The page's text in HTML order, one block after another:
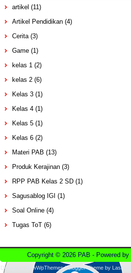
artikel (11)
Artikel Pendidikan (4)
Cerita (3)
Game (1)
kelas 1 (2)
kelas 2 (6)
Kelas 3 (1)
Kelas 4 (1)
Kelas 5 (1)
Kelas 6 (2)
Materi PAB (13)
Produk Kerajinan (3)
RPP PAB Kelas 2 SD (1)
Sagusablog IGI (1)
Soal Online (4)
Tugas ToT (6)
Copyright © 2026 PAB - Powered by
Design by NewWpThemes| Blogger Theme by Lasantha